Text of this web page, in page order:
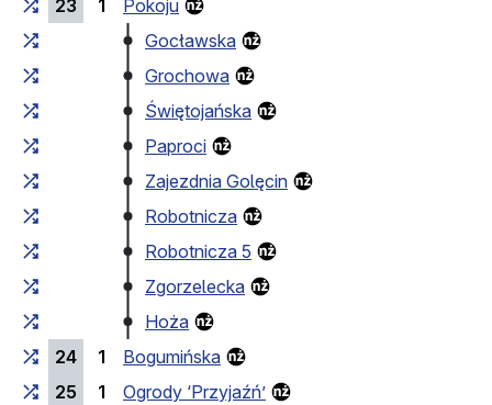
23
1
Pokoju
Gocławska
Grochowa
Świętojańska
Paproci
Zajezdnia Golęcin
Robotnicza
Robotnicza 5
Zgorzelecka
Hoża
24
1
Bogumińska
25
1
Ogrody ‘Przyjaźń’